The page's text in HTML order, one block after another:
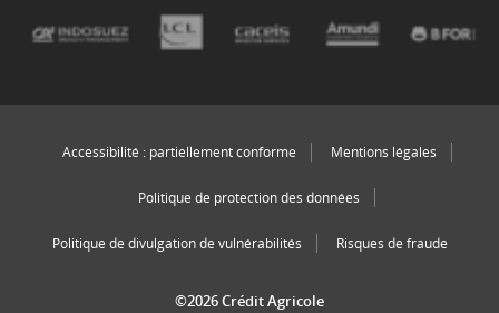
Accessibilité : partiellement conforme Mentions légales
Politique de protection des données
Politique de divulgation de vulnérabilités Risques de fraude
©2026 Crédit Agricole